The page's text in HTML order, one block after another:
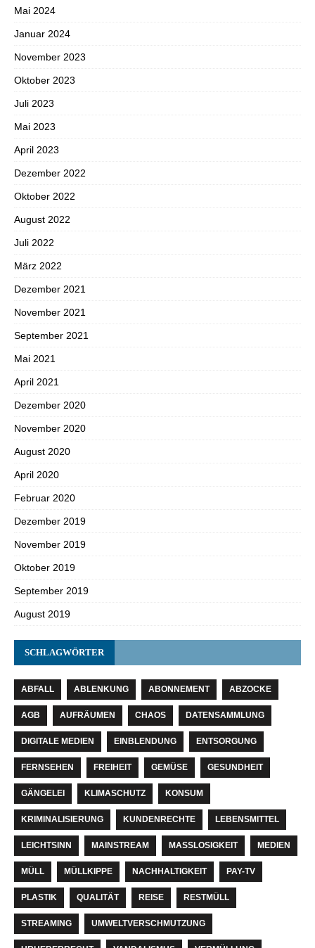
Mai 2024
Januar 2024
November 2023
Oktober 2023
Juli 2023
Mai 2023
April 2023
Dezember 2022
Oktober 2022
August 2022
Juli 2022
März 2022
Dezember 2021
November 2021
September 2021
Mai 2021
April 2021
Dezember 2020
November 2020
August 2020
April 2020
Februar 2020
Dezember 2019
November 2019
Oktober 2019
September 2019
August 2019
SCHLAGWÖRTER
ABFALL ABLENKUNG ABONNEMENT ABZOCKE
AGB AUFRÄUMEN CHAOS DATENSAMMLUNG
DIGITALE MEDIEN EINBLENDUNG ENTSORGUNG
FERNSEHEN FREIHEIT GEMÜSE GESUNDHEIT
GÄNGELEI KLIMASCHUTZ KONSUM
KRIMINALISIERUNG KUNDENRECHTE LEBENSMITTEL
LEICHTSINN MAINSTREAM MASSLOSIGKEIT MEDIEN
MÜLL MÜLLKIPPE NACHHALTIGKEIT PAY-TV
PLASTIK QUALITÄT REISE RESTMÜLL
STREAMING UMWELTVERSCHMUTZUNG